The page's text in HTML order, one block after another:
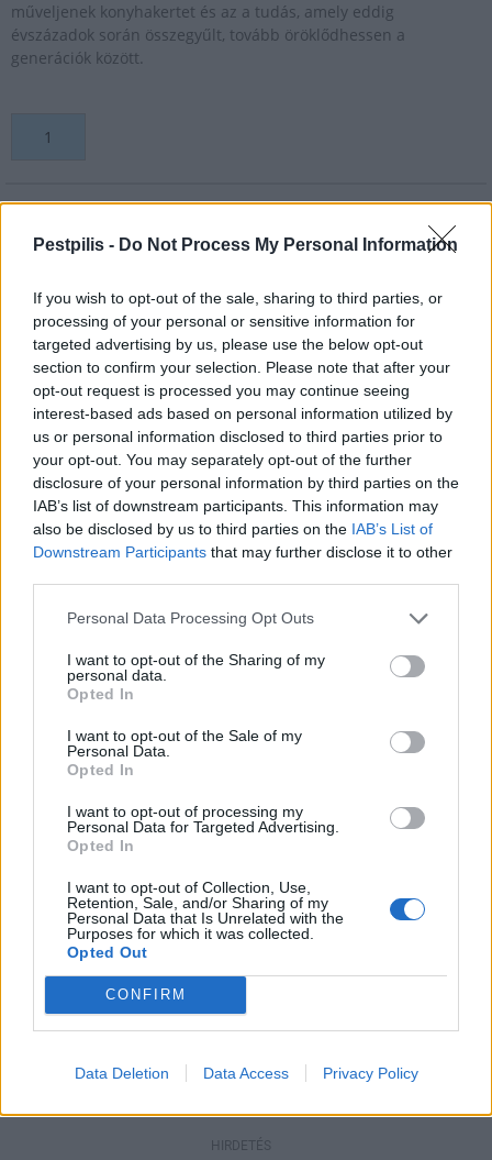
Pestpilis - Do Not Process My Personal Information
If you wish to opt-out of the sale, sharing to third parties, or
processing of your personal or sensitive information for
targeted advertising by us, please use the below opt-out
section to confirm your selection. Please note that after your
opt-out request is processed you may continue seeing
interest-based ads based on personal information utilized by
us or personal information disclosed to third parties prior to
your opt-out. You may separately opt-out of the further
disclosure of your personal information by third parties on the
IAB’s list of downstream participants. This information may
also be disclosed by us to third parties on the IAB’s List of
Downstream Participants that may further disclose it to other
Personal Data Processing Opt Outs
I want to opt-out of the Sharing of my
personal data.
Opted In
I want to opt-out of the Sale of my
Personal Data.
Opted In
I want to opt-out of processing my
Personal Data for Targeted Advertising.
Opted In
I want to opt-out of Collection, Use,
Retention, Sale, and/or Sharing of my
Personal Data that Is Unrelated with the
Purposes for which it was collected.
Opted Out
CONFIRM
Data Deletion Data Access Privacy Policy
műveljenek konyhakertet és az a tudás, amely eddig
évszázadok során összegyűlt, tovább öröklődhessen a
generációk között.
1
E-mail cím
Feliratkozom a hírlevélre és elfogadom azadatvédelmi
szabályzatot!
FELIRATKOZÁS
Amire többmillióan vártunk: szombattól
másodfokúra csökken a riasztás
Fából épül Budakeszi új óvodája
Országos
Kecskeméten is szakirányú
Egyetem
HIRDETÉS
HIRDETÉS